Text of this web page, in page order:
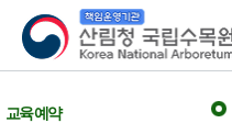
산림청 국립수목원
교육 예약